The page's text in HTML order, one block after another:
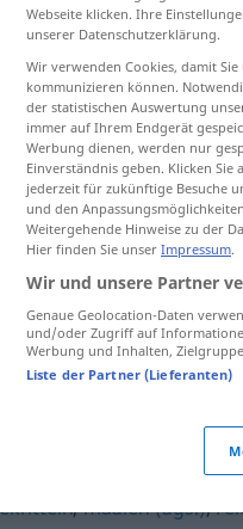
antippen)
de la provocation
,maulen (ugs.),
Webseite klicken. Ihre
unserer Datenschutzerklärung.
Wir verwenden Cookies, damit
kommunizieren können.
der statistischen Auswertung
immer auf Ihrem Endgerät
Werbung dienen, werden nur
Einverständnis geben. Klicken
jederzeit für zukünftige Besuche
und den
Weitergehende Hinweise zu der
Hier finden Sie unser Impressum.
Wir und unsere Partner
Genaue Geolocation-Daten
und/oder Zugriff auf
Werbung und Inhalten,
Liste der Partner (Lieferanten)